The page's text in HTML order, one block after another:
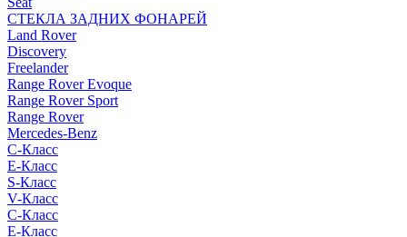
СТЕКЛА ЗАДНИХ ФОНАРЕЙ
Land Rover
Discovery
Freelander
Range Rover Evoque
Range Rover Sport
Range Rover
Mercedes-Benz
C-Класс
E-Класс
S-Класс
V-Класс
C-Класс
E-Класс